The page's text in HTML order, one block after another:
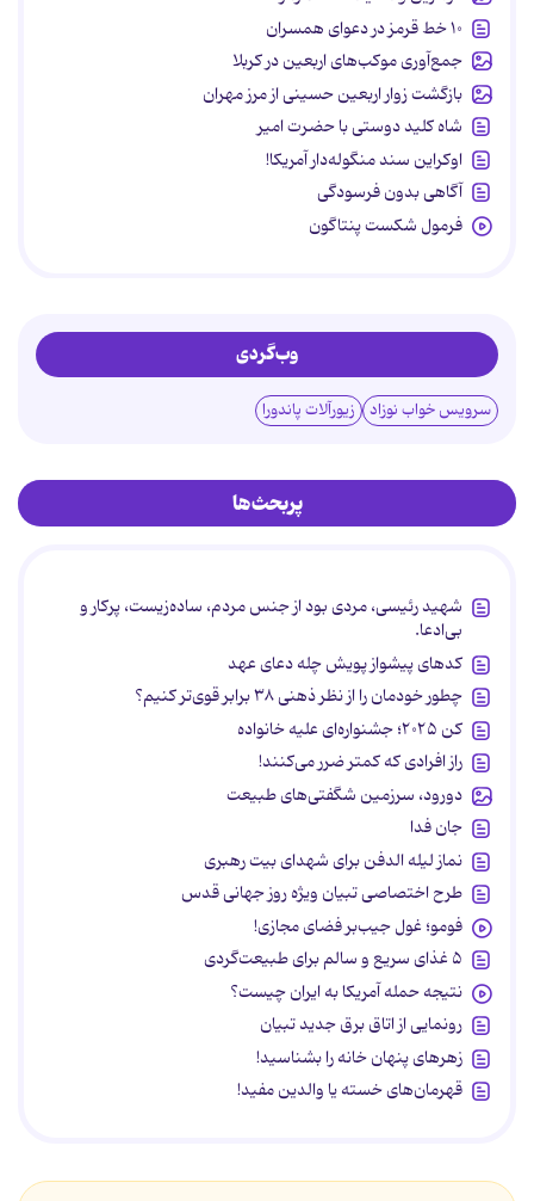
۱۰ خط قرمز در دعوای همسران
جمع‌آوری موکب‌های اربعین در کربلا
بازگشت زوار اربعین حسینی از مرز مهران
شاه کلید دوستی با حضرت امیر
اوکراین سند منگوله‌دار آمریکا!
آگاهی بدون فرسودگی
فرمول شکست پنتاگون
وب‌گردی
سرویس خواب نوزاد زیورآلات پاندورا
پربحث‌ها
شهید رئیسی، مردی بود از جنس مردم، ساده‌زیست، پرکار و
بی‌ادعا.
کدهای پیشواز پویش چله دعای عهد
چطور خودمان را از نظر ذهنی ۳۸ برابر قوی‌تر کنیم؟
کن ۲۰۲۵؛ جشنواره‌ای علیه خانواده
راز افرادی که کمتر ضرر می‌کنند!
دورود، سرزمین شگفتی‌های طبیعت
جان فدا
نماز لیله الدفن برای شهدای بیت رهبری
طرح اختصاصی تبیان ویژه روز جهانی قدس
فومو؛ غول جیب‌بر فضای مجازی!
۵ غذای سریع و سالم برای طبیعت‌گردی
نتیجه حمله آمریکا به ایران چیست؟
رونمایی از اتاق برق جدید تبیان
زهرهای پنهان خانه را بشناسید!
قهرمان‌های خسته یا والدین مفید!